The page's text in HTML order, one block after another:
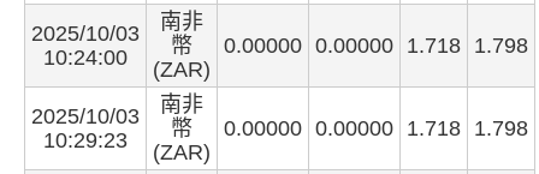
2025/10/03
10:24:00
南非
幣
(ZAR)
0.00000 0.00000 1.718 1.798
2025/10/03
10:29:23
南非
幣
(ZAR)
0.00000 0.00000 1.718 1.798